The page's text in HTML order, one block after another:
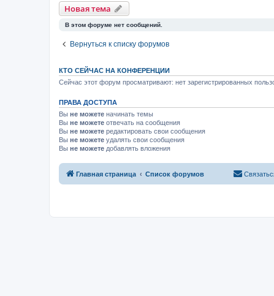
Новая тема
В этом форуме нет сообщений.
Вернуться к списку форумов
КТО СЕЙЧАС НА КОНФЕРЕНЦИИ
Сейчас этот форум просматривают: нет зарегистрированных
ПРАВА ДОСТУПА
Вы не можете начинать темы
Вы не можете отвечать на сообщения
Вы не можете редактировать свои сообщения
Вы не можете удалять свои сообщения
Вы не можете добавлять вложения
Главная страница Список форумов